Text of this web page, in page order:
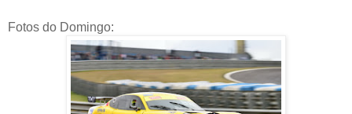
Fotos do Domingo: